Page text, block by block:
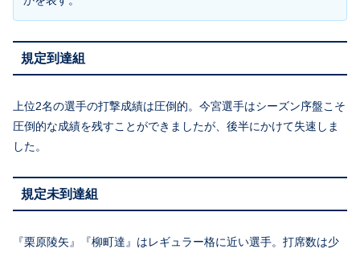
規定到達組
上位2名の選手の打撃成績は圧倒的。今宮選手はシーズン序盤こそ
圧倒的な成績を残すことができましたが、後半にかけて失速しま
した。
規定未到達組
『栗原陵矢』『柳町達』はレギュラー格に近い選手。打席数は少